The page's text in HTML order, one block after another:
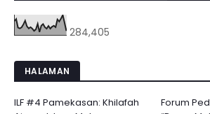
284,405
HALAMAN
ILF #4 Pamekasan: Khilafah
Forum